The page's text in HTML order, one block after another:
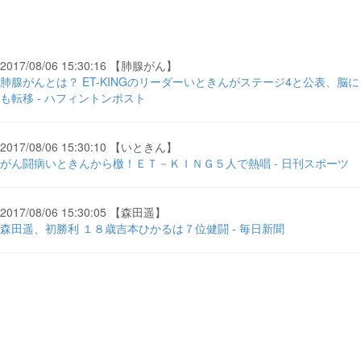
2017/08/06 15:30:16 【肺腺がん】
肺腺がんとは？ ET-KINGのリーダーいときんがステージ4と公表、脳に
も転移 - ハフィントンポスト
2017/08/06 15:30:10 【いときん】
がん闘病いときんから檄！ＥＴ－ＫＩＮＧ５人で熱唱 - 日刊スポーツ
2017/08/06 15:30:05 【森田遥】
森田遥、初勝利 １８歳吉本ひかるは７位健闘 - 毎日新聞